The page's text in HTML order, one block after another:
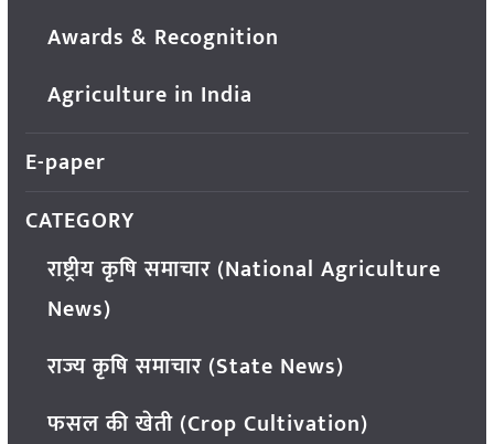
Awards & Recognition
Agriculture in India
E-paper
CATEGORY
राष्ट्रीय कृषि समाचार (National Agriculture
News)
राज्य कृषि समाचार (State News)
फसल की खेती (Crop Cultivation)